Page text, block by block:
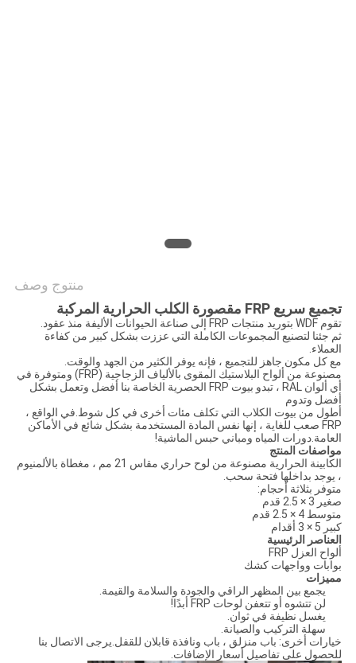
منتوج وصف
تجميع سريع FRP مقصورة الكلب الحرارية المركبة
تقوم WDF بتوريد منتجات FRP إلى صناعة الحيوانات الأليفة منذ عقود.
ثم جئنا لتصنيع المجموعات الكاملة التي عززت بشكل كبير من كفاءة
العملاء.
مع كل مكون جاهز للتجميع ، فإنه يوفر الكثير من الجهد والوقت.
مصنوعة من ألواح البلاستيك المقوى بالألياف الزجاجية (FRP) ومتوفرة في
أي ألوان RAL ، تبدو بيوت FRP الحصرية الخاصة بنا أفضل وتعمل بشكل
أفضل وتدوم
أطول من بيوت الكلاب التي تكلف مئات أخرى في كل شوط.في الواقع ،
FRP صعب للغاية ، إنها نفس المادة المستخدمة بشكل شائع في الأماكن
العامة.دورات المياه ومباني حبس الماشية!
مواصفات المنتج
الكابينة الحرارية مصنوعة من لوح حراري مقاس 21 مم ، مغطاة بالألمنيوم
، يوجد بداخلها فتحة سحب.
متوفر بثلاثة أحجام:
صغير 3 × 2.5 قدم
متوسط ​​4 × 2.5 قدم
كبير 5 × 3 أقدام
العناصر الرئيسية
ألواح العزل FRP
بوابات وواجهات كشك
مميزات
يجمع بين المظهر الراقي والجودة والسلامة والقيمة.
لن تتشوه أو تتعفن لوحات FRP أبدًا!
يغسل نظيفة في ثوان.
سهلة التركيب والصيانة.
خيارات أخرى: باب منزلق ، باب ونافذة قابلان للقفل.يرجى الاتصال بنا
للحصول على تفاصيل أسعار الإضافات.